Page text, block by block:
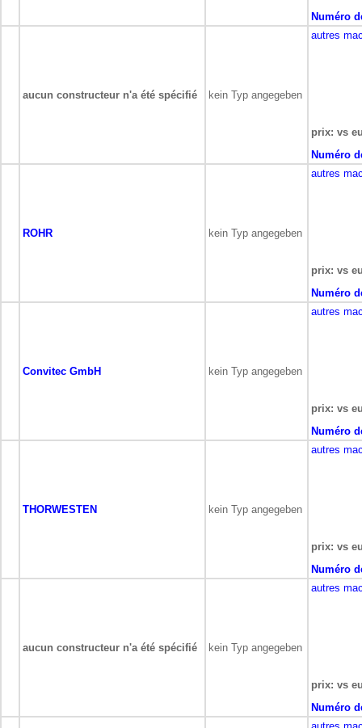
Numéro
aucun constructeur n'a été spécifié kein Typ angegeben
autres
prix: vs
Numéro
ROHR kein Typ angegeben
autres
prix: vs
Numéro
Convitec GmbH kein Typ angegeben
autres
prix: vs
Numéro
THORWESTEN kein Typ angegeben
autres
prix: vs
Numéro
aucun constructeur n'a été spécifié kein Typ angegeben
autres
prix: vs
Numéro